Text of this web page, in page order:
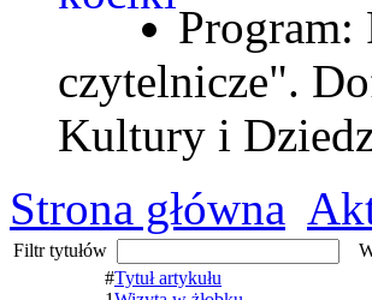
czytelnicze".
Kultury i
Strona główna
Filtr tytułów
#Tytuł artykułu